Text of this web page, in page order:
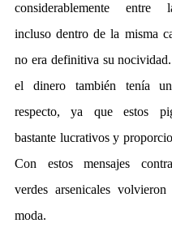
considerablemente entre
incluso dentro de la misma
no era definitiva su
el dinero también tenía
respecto, ya que estos
bastante lucrativos y
Con estos mensajes
verdes arsenicales
moda.